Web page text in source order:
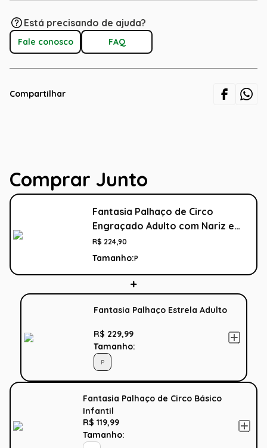
Está precisando de ajuda?
Fale conosco FAQ
Compartilhar
Comprar Junto
Fantasia Palhaço de Circo
Engraçado Adulto com Nariz e
Peruca
R$ 224,90
Tamanho:P
Fantasia Palhaço Estrela Adulto
R$ 229,99
Tamanho:
P
Fantasia Palhaço de Circo Básico
Infantil
R$ 119,99
Tamanho: